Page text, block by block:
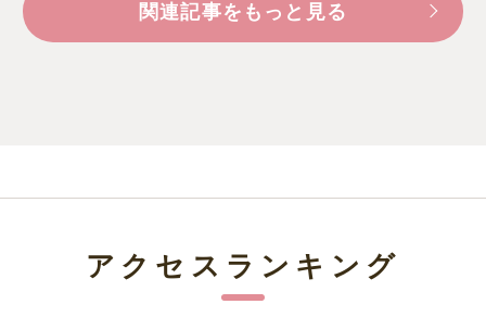
関連記事をもっと見る
アクセスランキング